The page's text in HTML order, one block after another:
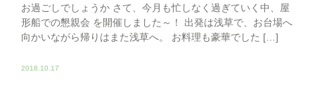
お過ごしでしょうか さて、今月も忙しなく過ぎていく中、屋
形船での懇親会 を開催しました～！ 出発は浅草で、お台場へ
向かいながら帰りはまた浅草へ。 お料理も豪華でした […]
2018.10.17